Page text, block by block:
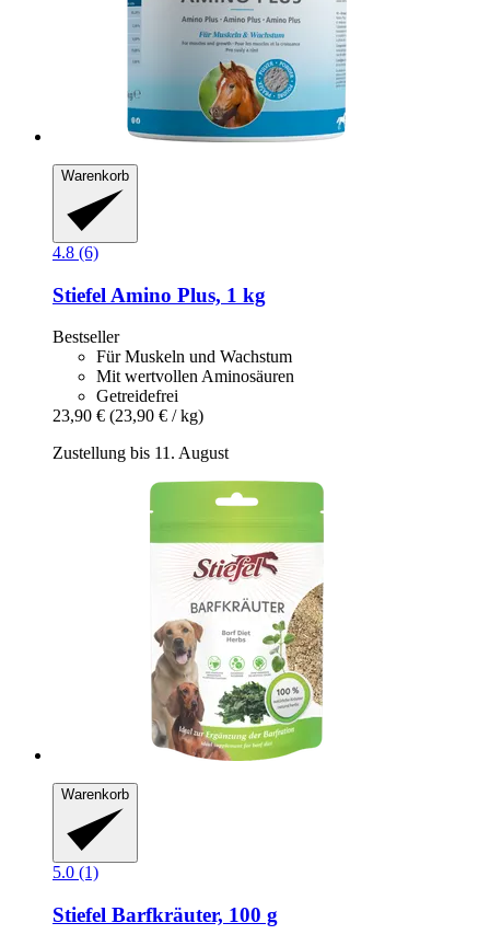
Warenkorb
4.8 (6)
Stiefel Amino Plus, 1 kg
Bestseller
Für Muskeln und Wachstum
Mit wertvollen Aminosäuren
Getreidefrei
23,90 € (23,90 € / kg)
Zustellung bis 11. August
Warenkorb
5.0 (1)
Stiefel Barfkräuter, 100 g